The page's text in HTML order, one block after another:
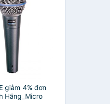
giảm 4% đơn
Hãng_Micro